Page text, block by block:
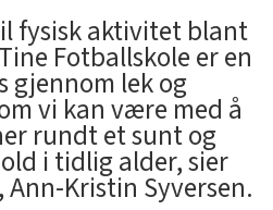
fysisk aktivitet blant
Fotballskole er en
gjennom lek og
vi kan være med å
rundt et sunt og
i tidlig alder, sier
Kristin Syversen.